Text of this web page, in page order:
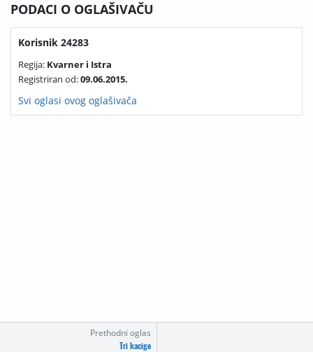
Prethodni oglas
Tri kacige
PODACI O OGLAŠIVAČU
Korisnik 24283
Regija: Kvarner i Istra
Registriran od:09.06.2015.
Svi oglasi ovog oglašivača